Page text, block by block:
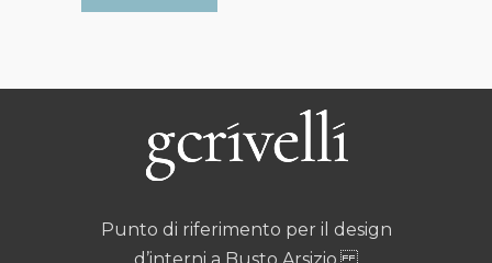
Punto di riferimento per il design